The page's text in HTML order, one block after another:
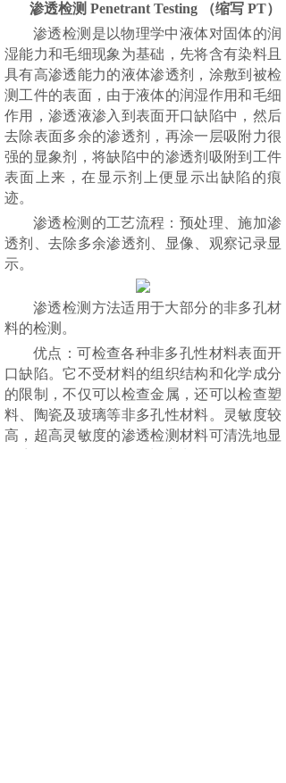
渗透检测 Penetrant Testing （缩写 PT）
渗透检测 是以物理学中液体对固体的润
湿能力和毛细现象 为基础，先将含有染料 且
具有高渗透能力的液体渗透剂，涂敷到被检
测工件的表面，由于液体的润湿作用和毛细
作用
，渗透液渗入到表面开口缺陷中，然后
去除表面多余的渗透剂，再涂一层吸附力很
强的显象剂，将缺陷中的渗透剂吸附到工件
表面上来，在 显示剂
上便显示出缺陷的痕
迹。
渗透检测的工艺流程： 预处理、施加渗
透剂、去除多余渗透剂、显像、观察记录显
示。
渗透检测方法适用于大部分的非多孔材
料的检测。
优点：可检查各种非多孔性材料表面开
口缺陷。它不受材料的组织结构和化学成分
的限制，不仅可以检查金属，还可以检查塑
料、陶瓷及玻璃等非多孔性材料。灵敏度较
高，超高灵敏度的渗透检测材料可清洗地显